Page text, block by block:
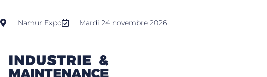
Namur Expo Mardi 24 novembre 2026